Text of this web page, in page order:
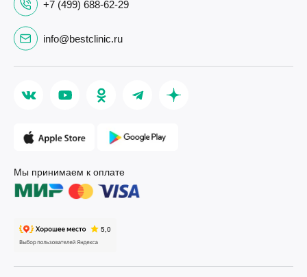
+7 (499) 688-62-29
info@bestclinic.ru
Мы принимаем к оплате